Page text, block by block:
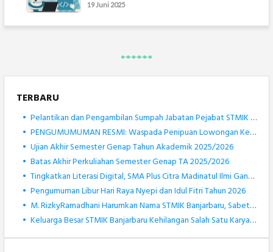
19 Juni 2025
TERBARU
• Pelantikan dan Pengambilan Sumpah Jabatan Pejabat STMIK Banjarbaru Berlangsung Khidmat
• PENGUMUMUMAN RESMI: Waspada Penipuan Lowongan Kerja Atas Nama STMIK Banjarbaru
• Ujian Akhir Semester Genap Tahun Akademik 2025/2026
• Batas Akhir Perkuliahan Semester Genap TA 2025/2026
• Tingkatkan Literasi Digital, SMA Plus Citra Madinatul Ilmi Gandeng STMIK Banjarbaru dalam Pengenalan Robotik
• Pengumuman Libur Hari Raya Nyepi dan Idul Fitri Tahun 2026
• M. RizkyRamadhani Harumkan Nama STMIK Banjarbaru, Sabet Medali Perak KOSANAS 2026 Bidang Matematika
• Keluarga Besar STMIK Banjarbaru Kehilangan Salah Satu Karyawan Terbaiknya, Muhammad Rizki Noor